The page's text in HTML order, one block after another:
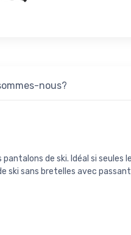
nous?
de ski. Idéal si
ski sans bretelles avec